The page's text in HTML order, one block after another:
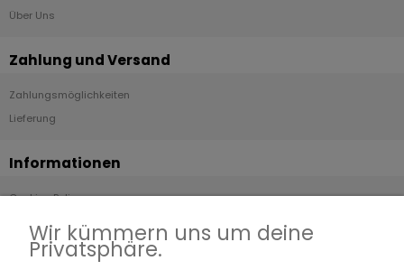
Über Uns
Zahlung und Versand
Zahlungsmöglichkeiten
Lieferung
Informationen
Cookies Policy
Was ist Moissanit?
Wir kümmern uns um deine
Privatsphäre.